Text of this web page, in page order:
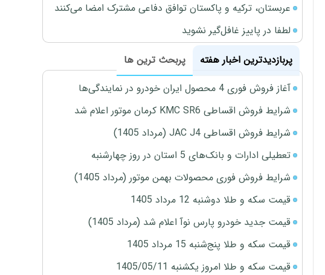
عربستان، ترکیه و پاکستان توافق دفاعی مشترک امضا می‌کنند
لطفا در پاییز غافل‌گیر نشوید
پربازدیدترین اخبار هفته
پربحث ترین ها
آغاز فروش فوری 4 محصول ایران خودرو در نمایندگی‌ها
شرایط فروش اقساطی KMC SR6 کرمان موتور اعلام شد
شرایط فروش اقساطی JAC J4 (مرداد 1405)
تعطیلی ادارات و بانک‌های 5 استان در روز چهارشنبه
شرایط فروش فوری محصولات بهمن موتور (مرداد 1405)
قیمت سکه و طلا دوشنبه 12 مرداد 1405
قیمت جدید خودرو پارس نوآ اعلام شد (مرداد 1405)
قیمت سکه و طلا پنج‌شنبه 15 مرداد 1405
قیمت سکه و طلا امروز یکشنبه 1405/05/11